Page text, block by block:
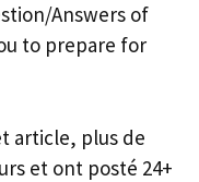
Answers of
to prepare for
article, plus de
et ont posté 24+